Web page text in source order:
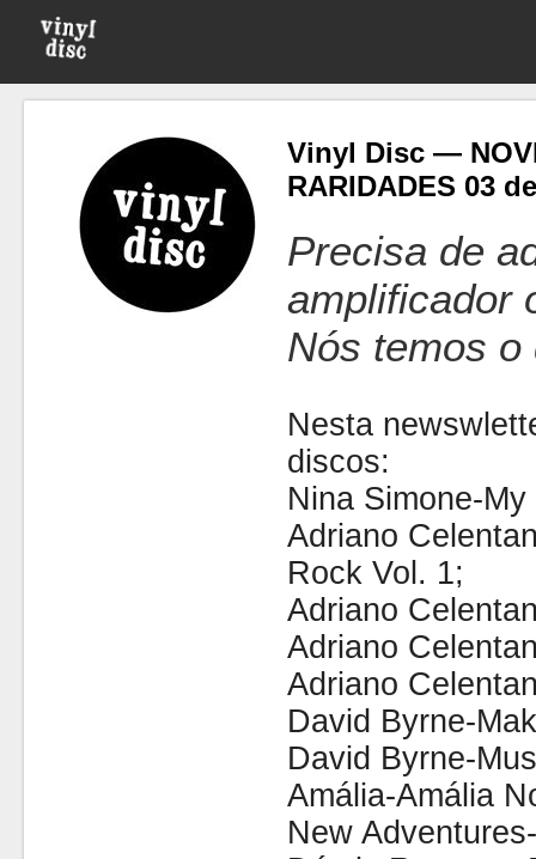
Vinyl Disc —
RARIDADES 03
Precisa de
amplificador
Nós temos o
Nesta
discos:
Nina Simone-
Adriano
Rock Vol. 1;
Adriano
Adriano
Adriano
David Byrne-
David Byrne-
Amália-Amália
New